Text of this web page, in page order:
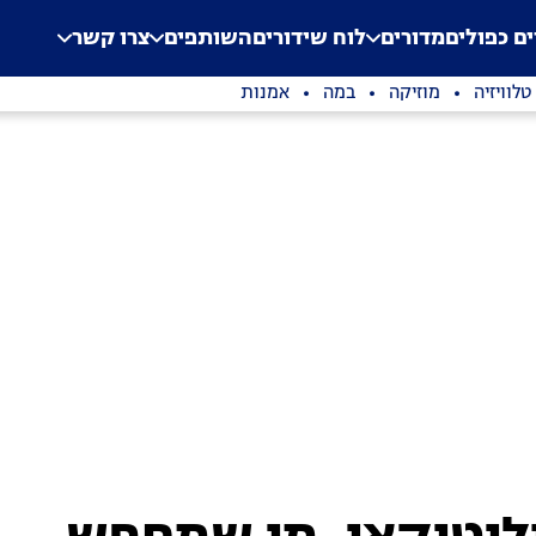
Application error: a
. כפוליםמדורים לוח שידוריםהשותפים צרו קשר
טלוויזיה מוזיקה במה אמנות